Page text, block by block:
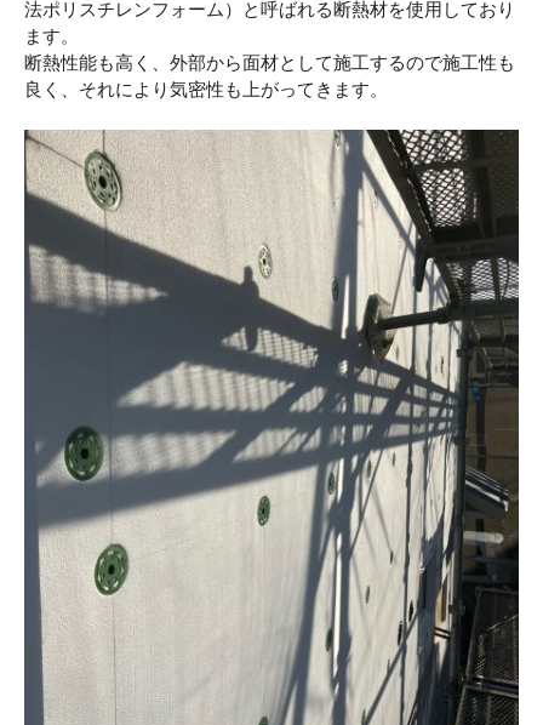
法ポリスチレンフォーム）と呼ばれる断熱材を使用しており
ます。
断熱性能も高く、外部から面材として施工するので施工性も
良く、それにより気密性も上がってきます。